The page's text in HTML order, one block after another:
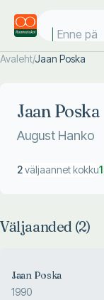
Enne päi
Avaleht/Jaan Poska
Jaan Poska
August Hanko
2väljaannet kokku1
Väljaanded (2)
Jaan Poska
1990